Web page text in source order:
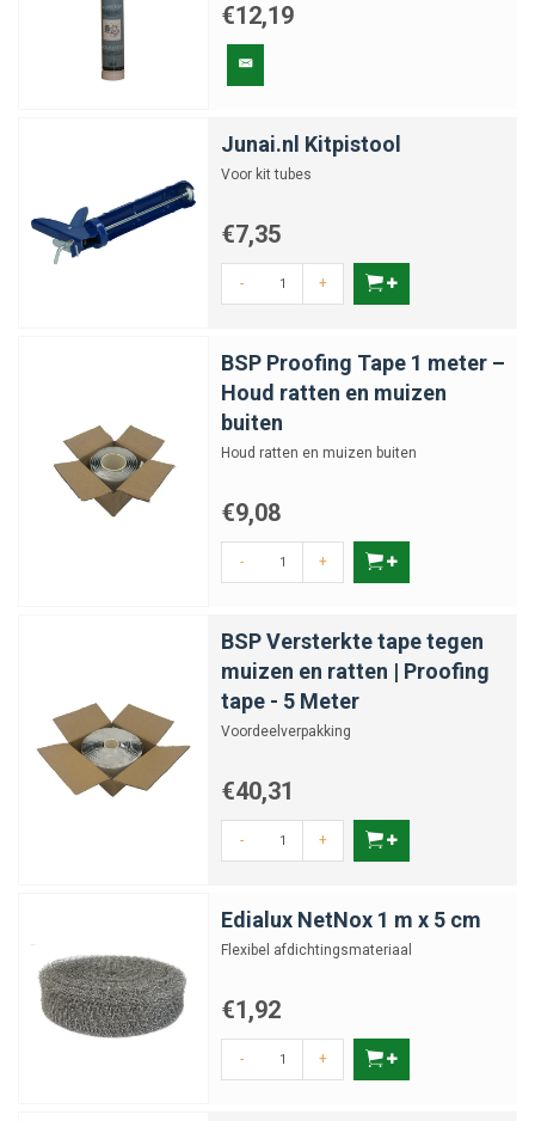
€12,19
Junai.nl Kitpistool
Voor kit tubes
€7,35
- +
BSP Proofing Tape 1 meter –
Houd ratten en muizen
buiten
Houd ratten en muizen buiten
€9,08
- +
BSP Versterkte tape tegen
muizen en ratten | Proofing
tape - 5 Meter
Voordeelverpakking
€40,31
- +
Edialux NetNox 1 m x 5 cm
Flexibel afdichtingsmateriaal
€1,92
- +